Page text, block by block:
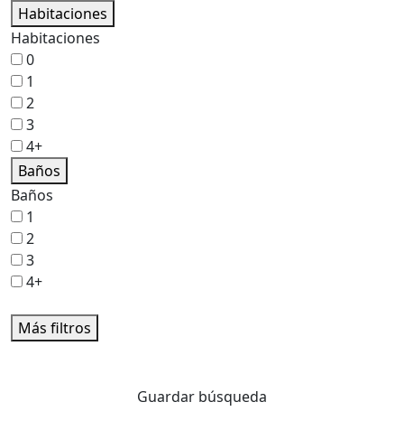
Habitaciones
Habitaciones
0
1
2
3
4+
Baños
Baños
1
2
3
4+
Más filtros
Guardar búsqueda